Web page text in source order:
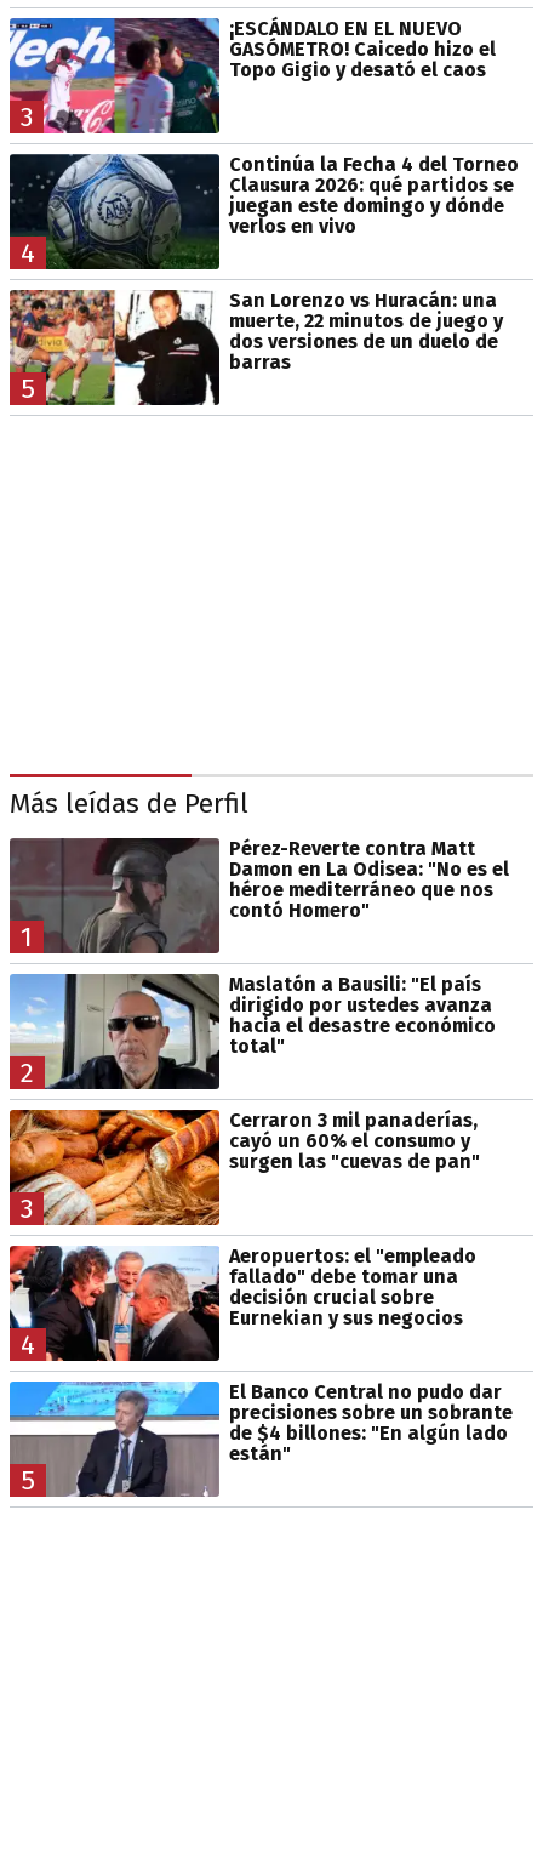
3
¡ESCÁNDALO EN EL NUEVO
GASÓMETRO! Caicedo hizo el
Topo Gigio y desató el caos
4
Continúa la Fecha 4 del Torneo
Clausura 2026: qué partidos se
juegan este domingo y dónde
verlos en vivo
5
San Lorenzo vs Huracán: una
muerte, 22 minutos de juego y
dos versiones de un duelo de
barras
Más leídas de Perfil
1
Pérez-Reverte contra Matt
Damon en La Odisea: "No es el
héroe mediterráneo que nos
contó Homero"
2
Maslatón a Bausili: "El país
dirigido por ustedes avanza
hacia el desastre económico
total"
3
Cerraron 3 mil panaderías,
cayó un 60% el consumo y
surgen las "cuevas de pan"
4
Aeropuertos: el "empleado
fallado" debe tomar una
decisión crucial sobre
Eurnekian y sus negocios
5
El Banco Central no pudo dar
precisiones sobre un sobrante
de $4 billones: "En algún lado
están"